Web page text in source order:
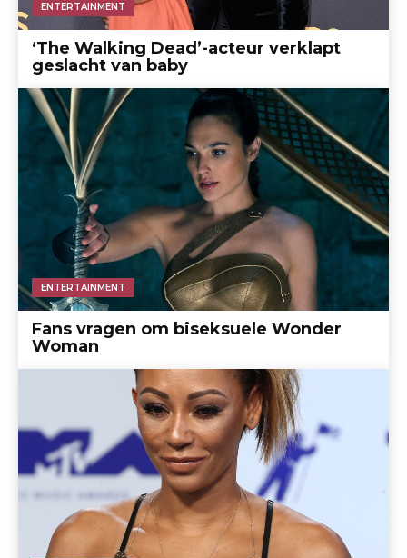
ENTERTAINMENT
‘The Walking Dead’-acteur verklapt
geslacht van baby
ENTERTAINMENT
Fans vragen om biseksuele Wonder
Woman